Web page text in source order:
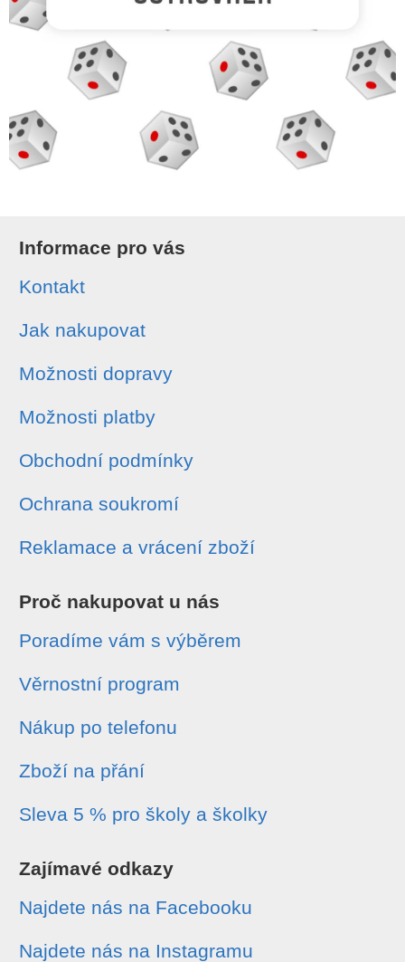
Informace pro vás
Kontakt
Jak nakupovat
Možnosti dopravy
Možnosti platby
Obchodní podmínky
Ochrana soukromí
Reklamace a vrácení zboží
Proč nakupovat u nás
Poradíme vám s výběrem
Věrnostní program
Nákup po telefonu
Zboží na přání
Sleva 5 % pro školy a školky
Zajímavé odkazy
Najdete nás na Facebooku
Najdete nás na Instagramu